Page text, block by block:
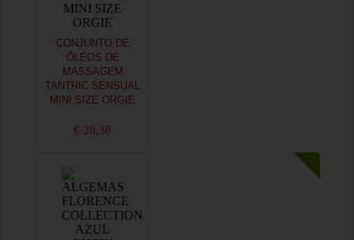
CONJUNTO DE
ÓLEOS DE
MASSAGEM
TANTRIC SENSUAL
MINI SIZE ORGIE
€ 28,38